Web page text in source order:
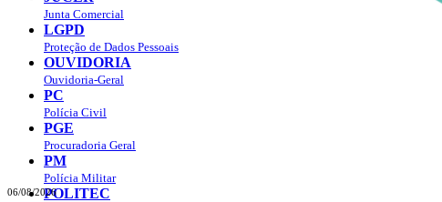
06/08/2026
Junta Comercial
LGPD
Proteção de Dados Pessoais
OUVIDORIA
Ouvidoria-Geral
PC
Polícia Civil
PGE
Procuradoria Geral
PM
Polícia Militar
POLITEC